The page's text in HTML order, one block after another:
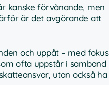
kanske förvånande, men
är det avgörande att
och uppåt – med fokus
ofta uppstår i samband
utan också ha